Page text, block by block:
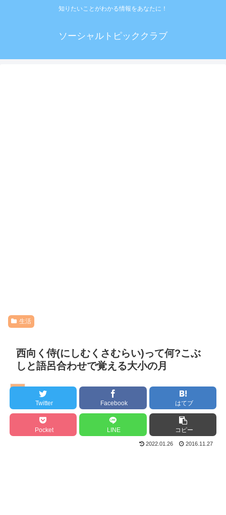
知りたいことがわかる情報をあなたに！
ソーシャルトピッククラブ
生活
西向く侍(にしむくさむらい)って何?こぶ
しと語呂合わせで覚える大小の月
Twitter Facebook はてブ
Pocket LINE コピー
2022.01.26 2016.11.27